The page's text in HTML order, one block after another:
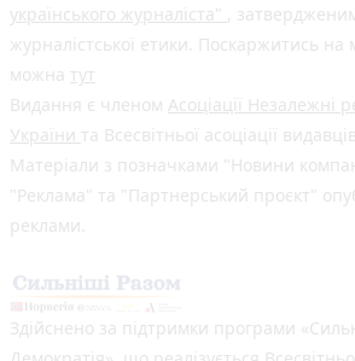
українського журналіста" ,
журналістської етики. Поскаржитись на
можна тут
Видання є членом Асоціації Незалежні
України та Всесвітньої асоціації видавців
Матеріали з позначками "Новини
"Реклама" та "Партнерський проєкт"
реклами.
Здійснено за підтримки програми